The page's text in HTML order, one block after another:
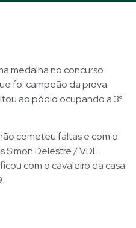
medalha no concurso
foi campeão da prova
ao pódio ocupando a 3ª
cometeu faltas e com o
Simon Delestre / VDL
com o cavaleiro da casa